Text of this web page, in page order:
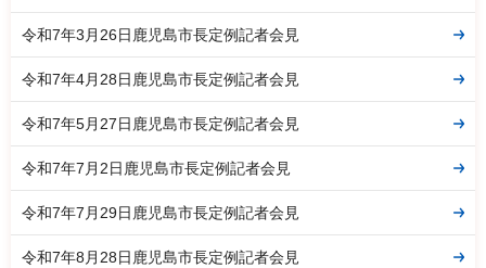
令和7年3月26日鹿児島市長定例記者会見
令和7年4月28日鹿児島市長定例記者会見
令和7年5月27日鹿児島市長定例記者会見
令和7年7月2日鹿児島市長定例記者会見
令和7年7月29日鹿児島市長定例記者会見
令和7年8月28日鹿児島市長定例記者会見